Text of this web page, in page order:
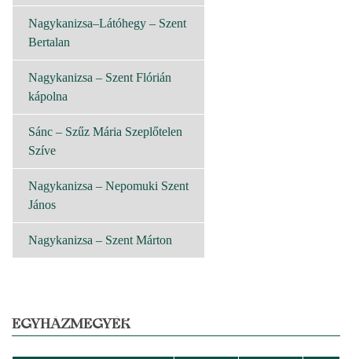
Nagykanizsa–Látóhegy – Szent
Bertalan
Nagykanizsa – Szent Flórián
kápolna
Sánc – Szűz Mária Szeplőtelen
Szíve
Nagykanizsa – Nepomuki Szent
János
Nagykanizsa – Szent Márton
EGYHÁZMEGYÉK